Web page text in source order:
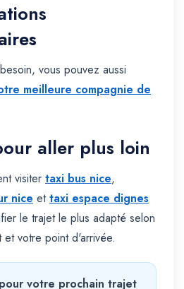
vous pouvez aussi
meilleure compagnie de
aller plus loin
visiter taxi bus nice,
nice ettaxi espace dignes
le trajet le plus adapté selon
votre point d'arrivée.
votre prochain trajet